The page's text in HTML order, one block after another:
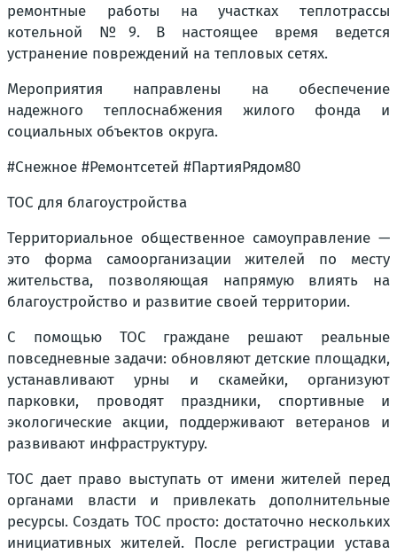
ремонтные работы на участках теплотрассы
котельной №9. В настоящее время ведется
устранение повреждений на тепловых сетях.
Мероприятия направлены на обеспечение
надежного теплоснабжения жилого фонда и
социальных объектов округа.
#Снежное #Ремонтсетей #ПартияРядом80
ТОС для благоустройства
Территориальное общественное самоуправление —
это форма самоорганизации жителей по месту
жительства, позволяющая напрямую влиять на
благоустройство и развитие своей территории.
С помощью ТОС граждане решают реальные
повседневные задачи: обновляют детские площадки,
устанавливают урны и скамейки, организуют
парковки, проводят праздники, спортивные и
экологические акции, поддерживают ветеранов и
развивают инфраструктуру.
ТОС дает право выступать от имени жителей перед
органами власти и привлекать дополнительные
ресурсы. Создать ТОС просто: достаточно нескольких
инициативных жителей. После регистрации устава